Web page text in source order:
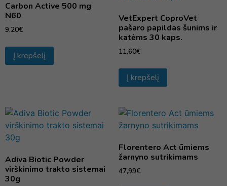
Carbon Active 500 mg
N60
9,20€
Į krepšelį
VetExpert CoproVet
pašaro papildas šunims ir
katėms 30 kaps.
11,60€
Į krepšelį
Adiva Biotic Powder
virškinimo trakto sistemai
30g
Florentero Act ūmiems
žarnyno sutrikimams
47,99€